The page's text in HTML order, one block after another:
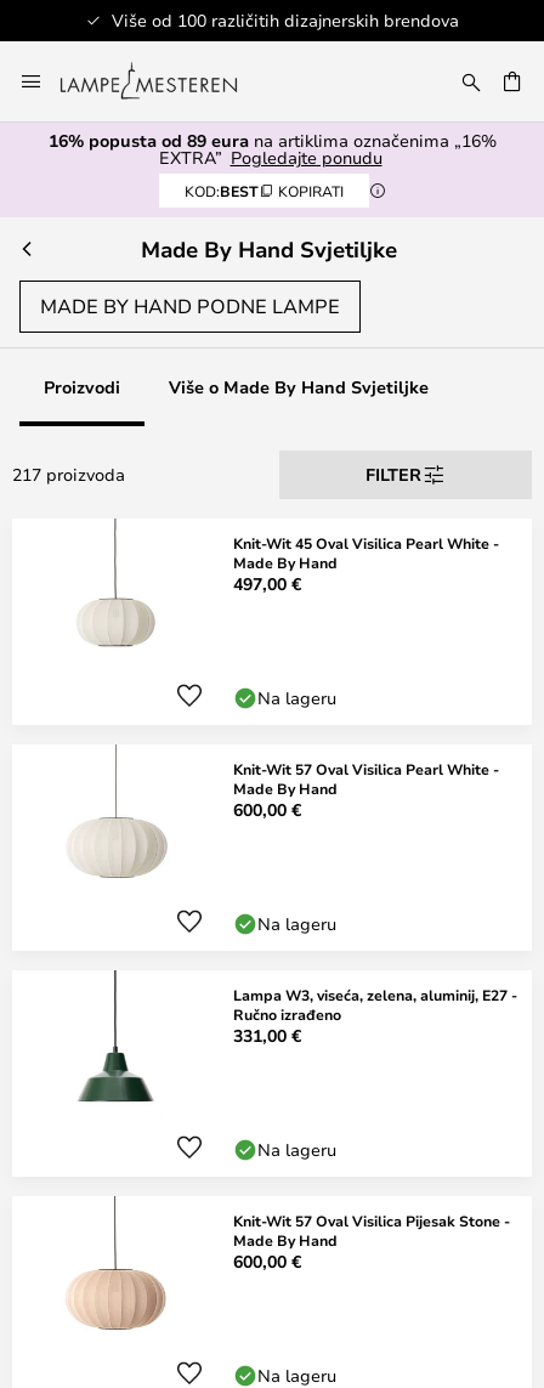
dizajnerskih brendova
to
Content
16% popusta od 89 eurana artiklima označenima „16%
EXTRA” Pogledajte ponudu
KOD:BEST KOPIRATI
Made By Hand Svjetiljke
MADE BY HAND PODNE LAMPE
Proizvodi Više o Made By Hand Svjetiljke
217 proizvoda FILTER
Knit-Wit 45 Oval Visilica Pearl White -
Made By Hand
497,00 €
Na lageru
Knit-Wit 57 Oval Visilica Pearl White -
Made By Hand
600,00 €
Na lageru
Lampa W3, viseća, zelena, aluminij, E27 -
Ručno izrađeno
331,00 €
Na lageru
Knit-Wit 57 Oval Visilica Pijesak Stone -
Made By Hand
600,00 €
Na lageru